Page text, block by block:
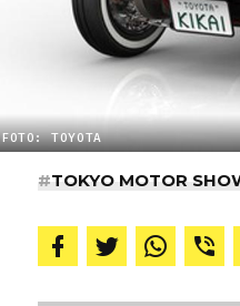
FOTO: TOYOTA
#TOKYO MOTOR